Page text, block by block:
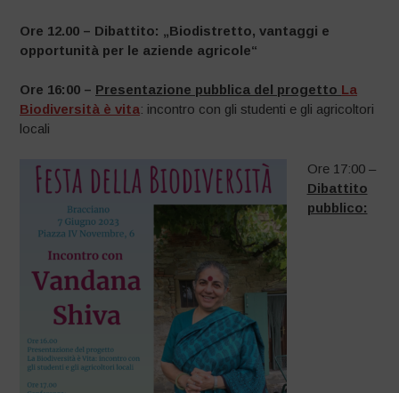
Ore 12.00 – Dibattito: „Biodistretto, vantaggi e
opportunità per le aziende agricole“
Ore 16:00 – Presentazione pubblica del progetto La
Biodiversità è vita: incontro con gli studenti e gli agricoltori
locali
Ore 17:00 –
Dibattito
pubblico: